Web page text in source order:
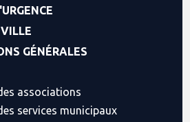
GÉNÉRALES
associations
services municipaux